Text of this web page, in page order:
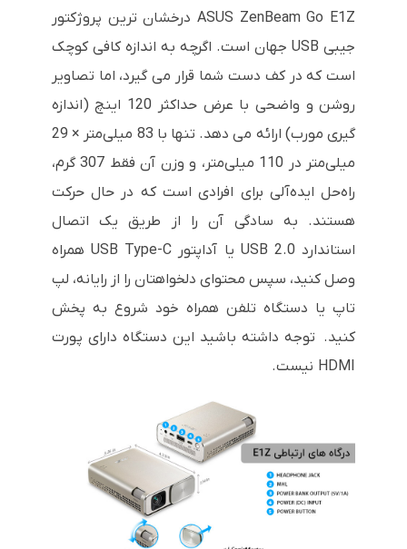
ASUS ZenBeam Go E1Z درخشان ترین پروژکتور
جیبی USB جهان است. اگرچه به اندازه کافی کوچک
است که در کف دست شما قرار می گیرد، اما تصاویر
روشن و واضحی با عرض حداکثر 120 اینچ (اندازه
گیری مورب) ارائه می دهد. تنها با 83 میلی‌متر × 29
میلی‌متر در 110 میلی‌متر، و وزن آن فقط 307 گرم،
راه‌حل ایده‌آلی برای افرادی است که در حال حرکت
هستند. به سادگی آن را از طریق یک اتصال
استاندارد USB 2.0 یا آداپتور USB Type-C همراه
وصل کنید، سپس محتوای دلخواهتان را از رایانه، لپ
تاپ یا دستگاه تلفن همراه خود شروع به پخش
کنید. توجه داشته باشید این دستگاه دارای پورت
HDMI نیست.